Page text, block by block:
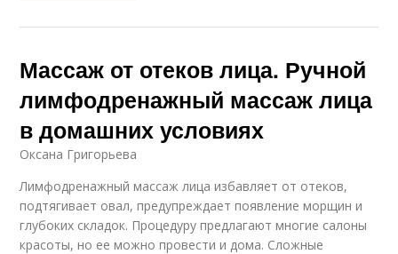
Массаж от отеков лица. Ручной
лимфодренажный массаж лица
в домашних условиях
Оксана Григорьева
Лимфодренажный массаж лица избавляет от отеков,
подтягивает овал, предупреждает появление морщин и
глубоких складок. Процедуру предлагают многие салоны
красоты, но ее можно провести и дома. Сложные